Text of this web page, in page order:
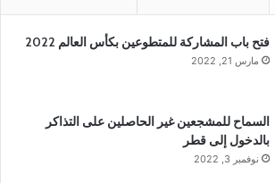
فتح باب المشاركة للمتطوعين بكأس العالم 2022
مارس 21, 2022
السماح للمشجعين غير الحاصلين على التذاكر
بالدخول إلى قطر
نوفمبر 3, 2022